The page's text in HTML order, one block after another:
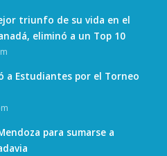
triunfo de su vida en el
eliminó a un Top 10
a Estudiantes por el Torneo
para sumarse a